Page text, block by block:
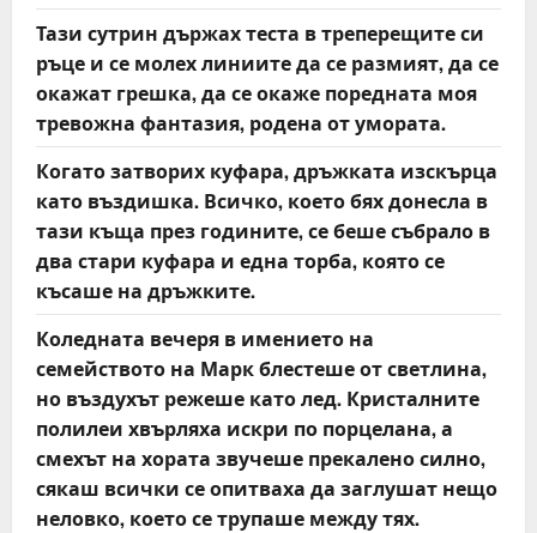
Тази сутрин държах теста в треперещите си
ръце и се молех линиите да се размият, да се
окажат грешка, да се окаже поредната моя
тревожна фантазия, родена от умората.
Когато затворих куфара, дръжката изскърца
като въздишка. Всичко, което бях донесла в
тази къща през годините, се беше събрало в
два стари куфара и една торба, която се
късаше на дръжките.
Коледната вечеря в имението на
семейството на Марк блестеше от светлина,
но въздухът режеше като лед. Кристалните
полилеи хвърляха искри по порцелана, а
смехът на хората звучеше прекалено силно,
сякаш всички се опитваха да заглушат нещо
неловко, което се трупаше между тях.